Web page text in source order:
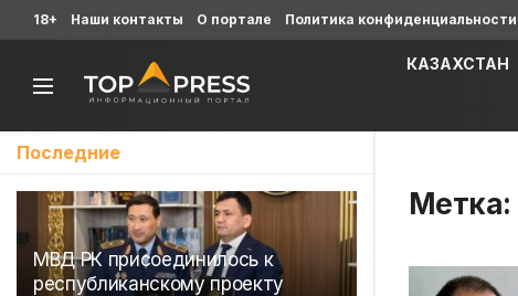
Последние
МВД РК присоединилось к
республиканскому проекту
18+ Наши контакты О портале Политика конфиденциальности
КАЗАХСТАН
Метка: